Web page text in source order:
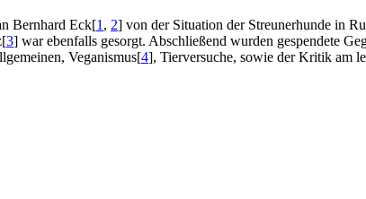
Bernhard Eck[1 , 2] von der Situation der Streunerhunde in
[3] war ebenfalls gesorgt. Abschließend wurden gespendete
Veganismus[4], Tierversuche, sowie der Kritik am